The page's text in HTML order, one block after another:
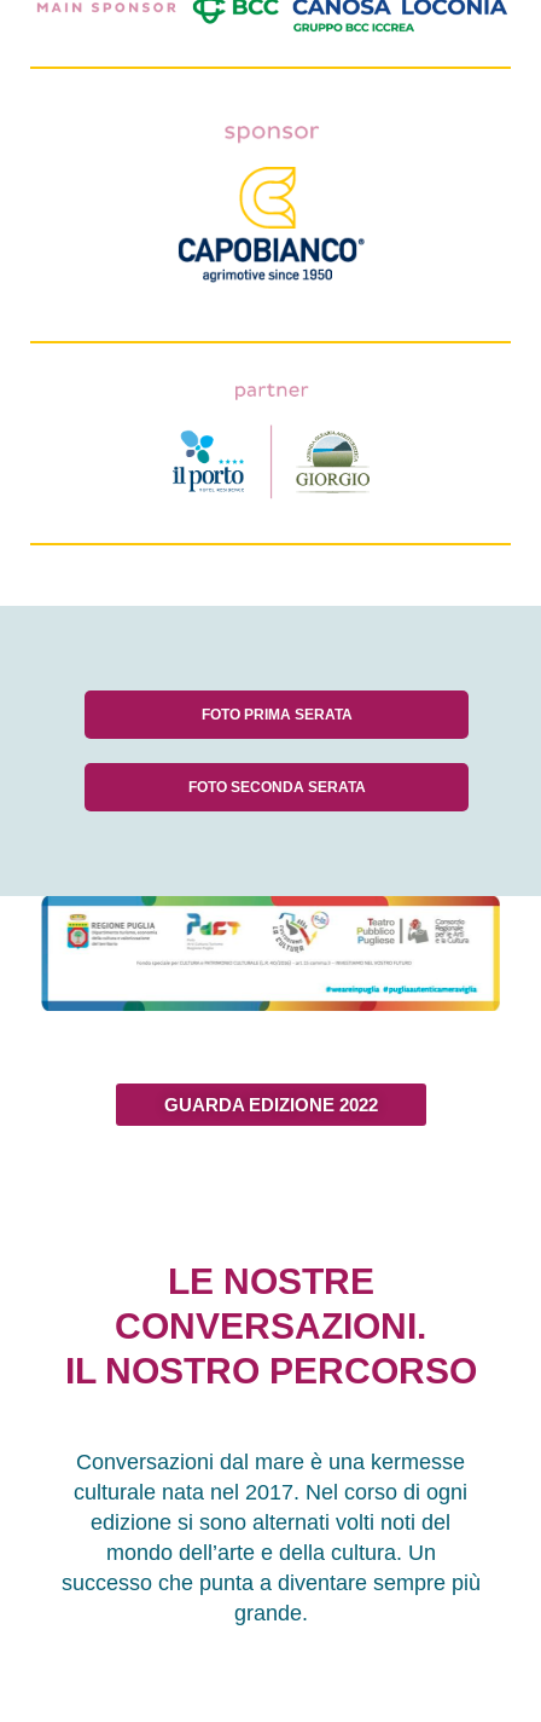
FOTO PRIMA SERATA
FOTO SECONDA SERATA
GUARDA EDIZIONE 2022
LE NOSTRE
CONVERSAZIONI.
IL NOSTRO PERCORSO
Conversazioni dal mare è una kermesse
culturale nata nel 2017. Nel corso di ogni
edizione si sono alternati volti noti del
mondo dell’arte e della cultura. Un
successo che punta a diventare sempre più
grande.